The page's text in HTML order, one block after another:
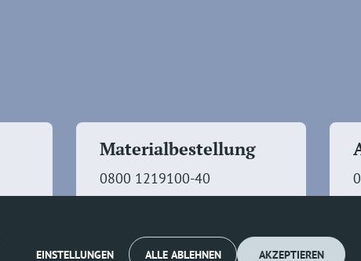
AKZEPTIEREN
ALLE ABLEHNEN
EINSTELLUNGEN
Materialbestellung
0800 1219100-40